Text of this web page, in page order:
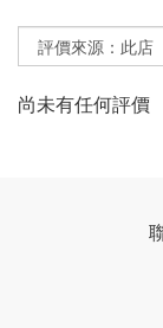
尚未有任何評價